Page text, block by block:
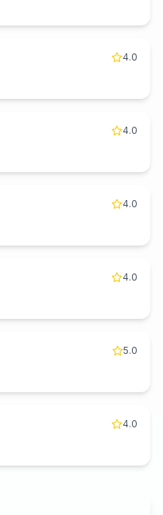
4.0
4.0
4.0
4.0
5.0
4.0